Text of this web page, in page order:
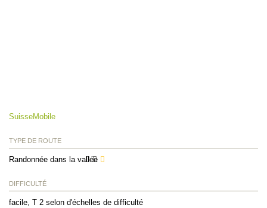
SuisseMobile
TYPE DE ROUTE
Randonnée dans la vallée
DIFFICULTÉ
facile, T 2 selon d'échelles de difficulté